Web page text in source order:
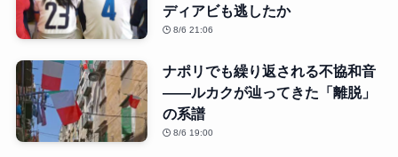
ディアビも逃したか
8/6 21:06
ナポリでも繰り返される不協和音
――ルカクが辿ってきた「離脱」
の系譜
8/6 19:00